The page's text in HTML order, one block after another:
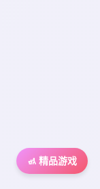
🚮 精品游戏